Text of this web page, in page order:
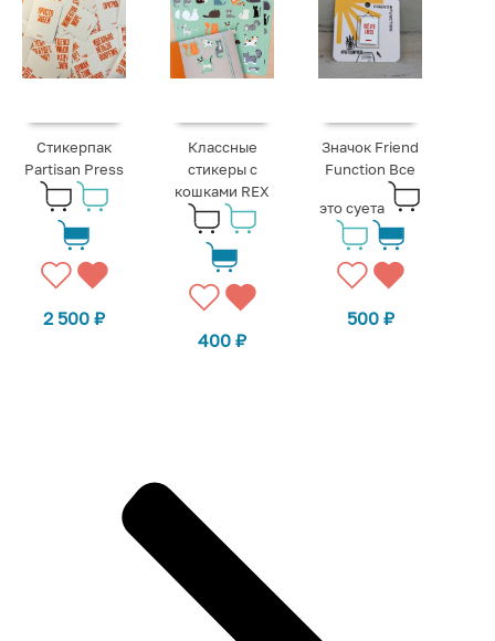
Стикерпак
Partisan Press
2 500₽
Классные
стикеры с
кошками REX
400₽
Значок Friend
Function Все
это суета
500 ₽